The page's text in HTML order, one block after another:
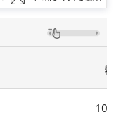
特
10月